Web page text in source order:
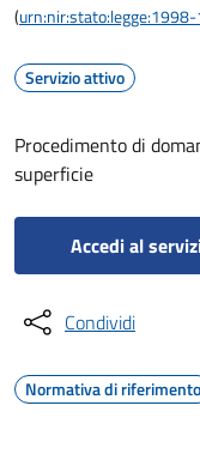
(
Servizio attivo
Procedimento di
superficie
Accedi al
Condividi
Normativa di riferimento